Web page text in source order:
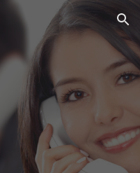
Skip to navigation